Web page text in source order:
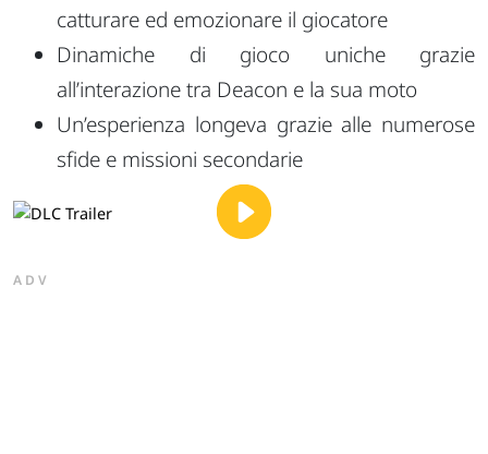
catturare ed emozionare il giocatore
Dinamiche di gioco uniche grazie
all’interazione tra Deacon e la sua moto
Un’esperienza longeva grazie alle numerose
sfide e missioni secondarie
ADV